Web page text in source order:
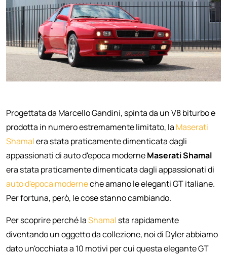
Progettata da Marcello Gandini, spinta da un V8 biturbo e
prodotta in numero estremamente limitato, la Maserati
Shamalera stata praticamente dimenticata dagli
appassionati di auto d'epoca moderneMaserati Shamal
era stata praticamente dimenticata dagli appassionati di
auto d'epoca moderneche amano le eleganti GT italiane.
Per fortuna, però, le cose stanno cambiando.
Per scoprire perché laShamal sta rapidamente
diventando un oggetto da collezione, noi di Dyler abbiamo
dato un'occhiata a 10 motivi per cui questa elegante GT